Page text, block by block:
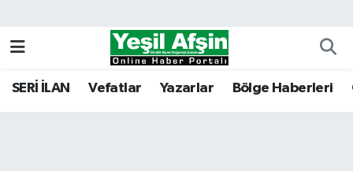
SERİ İLAN Vefatlar Yazarlar Bölge Haberleri
Kahramanmaraş Nöbetçi Eczaneler